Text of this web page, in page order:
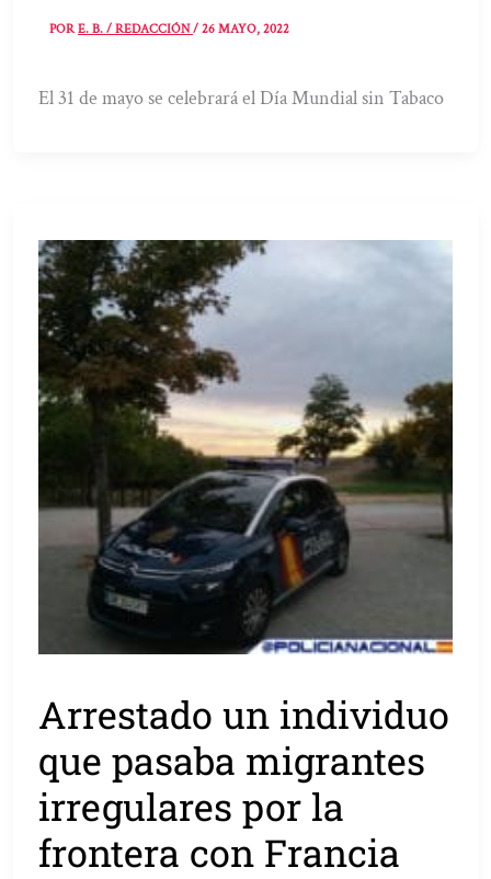
PORE. B. / REDACCIÓN/26 MAYO, 2022
El 31 de mayo se celebrará el Día Mundial sin Tabaco
Arrestado un individuo
que pasaba migrantes
irregulares por la
frontera con Francia